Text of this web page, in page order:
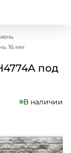
16 мм
под
В наличии